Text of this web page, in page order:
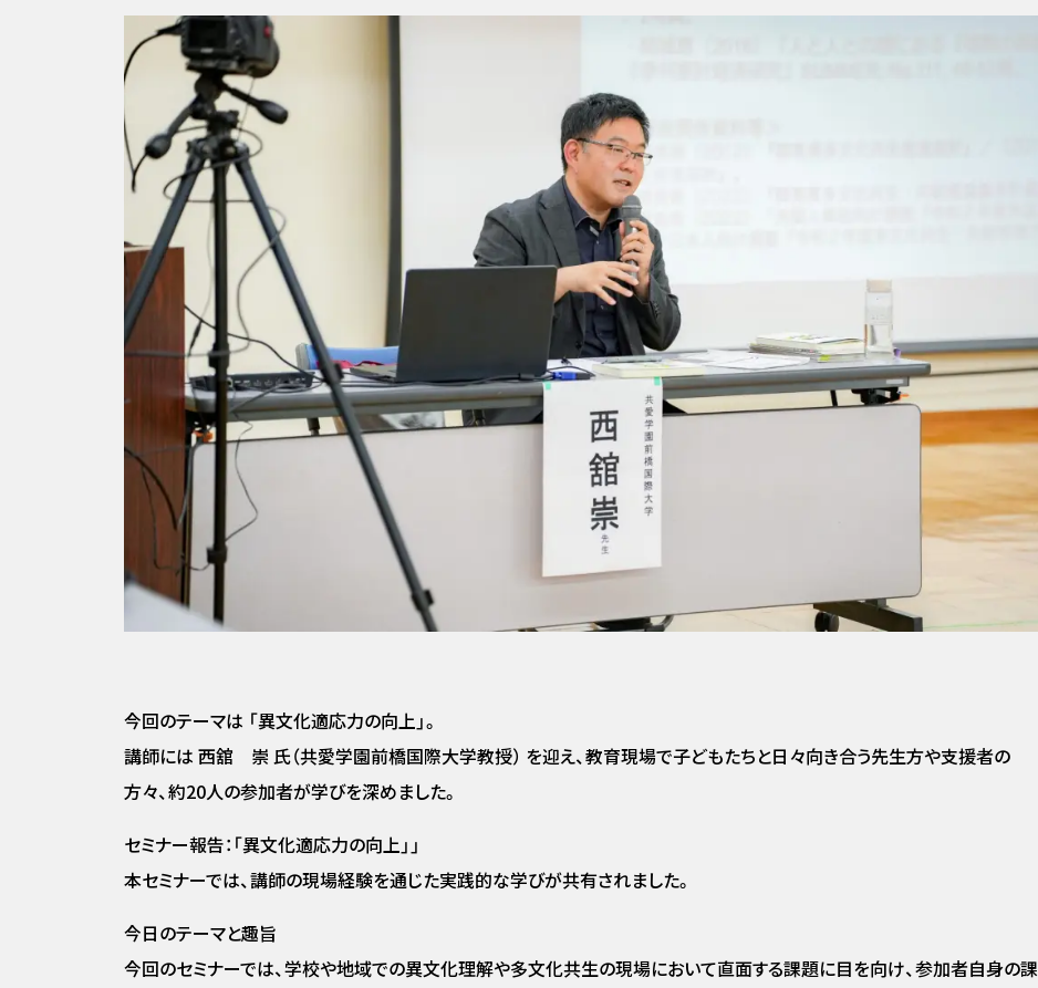
今回のテーマは 「異文化適応力の向上」。
講師には 西舘 崇 氏（共愛学園前橋国際大学教授） を迎え、教育現場で子どもたちと日々向き合う先生方や支援者の
方々、約20人の参加者が学びを深めました。
セミナー報告：「異文化適応力の向上」」
本セミナーでは、講師の現場経験を通じた実践的な学びが共有されました。
今日のテーマと趣旨
今回のセミナーでは、学校や地域での異文化理解や多文化共生の現場において直面する課題に目を向け、参加者自身の課